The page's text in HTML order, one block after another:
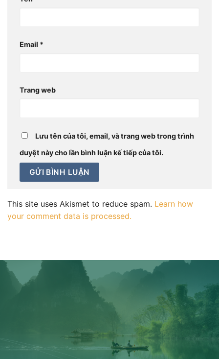
Email *
Trang web
Lưu tên của tôi, email, và trang web trong trình
duyệt này cho lần bình luận kế tiếp của tôi.
This site uses Akismet to reduce spam. Learn how
your comment data is processed.